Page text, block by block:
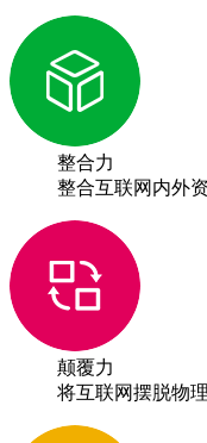
整合力
整合互联网内外
颠覆力
将互联网摆脱物